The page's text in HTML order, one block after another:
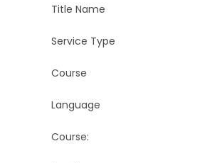
Title Name IBO 06
Service Type
Course
Language
Course: